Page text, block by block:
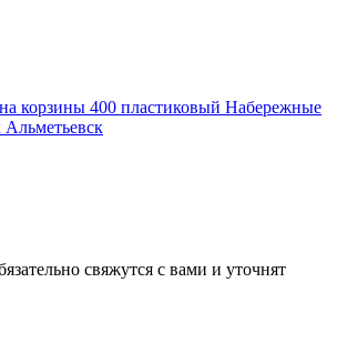
корзины 400 пластиковый Набережные
свяжутся с вами и уточнят